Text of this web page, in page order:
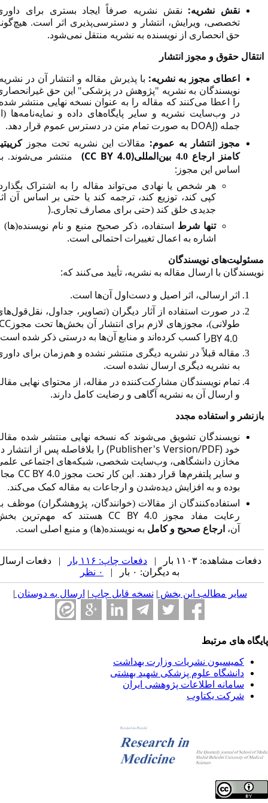
نقش نشریه: نقش نشریه صرفاً ایجاد بستری برای داوری
تخصصی، ویرایش، انتشار و دسترسی‌پذیری اثر است. هیچ‌گونه
حق انحصاری از نویسنده به نشریه منتقل نمی‌شود.
حقوق و مجوز انتشار
اعطای مجوز به نشریه: با پذیرش مقاله و انتشار آن در نشریه،
نویسندگان به نشریه "پژوهش در پزشکی" این حق غیرانحصاری
را اعطا می‌کنند که مقاله را به عنوان نسخه نهایی منتشر شده،
در وب‌سایت نشریه و سایر پایگاه‌های داده و نمایه‌نامه‌ها (از
جملهDOAJ)به صورت تمام متن در دسترس عموم قرار دهد.
مجوز انتشار به عموم: مقالات این نشریه تحت مجوز کرییتیو
کامنز ارجاع4.0بین‌المللی(CC BY 4.0)
منتشر می‌شوند. بر
اساس این مجوز:
هر شخص یا نهادی می‌تواند مقاله را به اشتراک بگذارد،
کپی کند، توزیع کند، ترجمه کند یا حتی بر اساس آن اثر
جدیدی خلق کند (حتی برای مصارف تجاری ).
تنها شرط استفاده، ذکر صحیح منبع و نام نویسنده(ها) و
اشاره به اعمال تغییرات احتمالی است.
نویسندگان
با ارسال مقاله به نشریه، تأیید می‌کنند که:
اثر ارسالی، اثر اصیل و دست‌اول آن‌ها است.
در صورت استفاده از آثار دیگران (تصاویر، جداول، نقل‌قول‌های
طولانی)، مجوزهای لازم برای انتشار آن بخش‌ها تحت مجوزCC
BY 4.0را کسب کرده‌اند و منابع آن‌ها به درستی ذکر شده است.
مقاله قبلاً در نشریه دیگری منتشر نشده و هم‌زمان برای داوری
به نشریه دیگری ارسال نشده است.
تمام نویسندگان مشارکت‌کننده در مقاله، از محتوای نهایی مقاله
و ارسال آن به نشریه آگاهی و رضایت کامل دارند .
و استفاده مجدد
نویسندگان تشویق می‌شوند که نسخه نهایی منتشر شده مقاله
خود(Publisher's Version/PDF) را بلافاصله پس از انتشار در
مخازن دانشگاهی، وب‌سایت شخصی، شبکه‌های اجتماعی علمی
و سایر پلتفرم‌ها قرار دهند. این کار تحت مجوزCC BY 4.0مجاز
بوده و به افزایش دیده‌شدن و ارجاعات به مقاله کمک می‌کند.
استفاده‌کنندگان از مقالات (خوانندگان، پژوهشگران) موظف به
رعایت مفاد مجوزCC BY 4.0هستند که مهم‌ترین بخش
آن، ارجاع صحیح و کامل به نویسنده(ها) و منبع اصلی است.
دفعات مشاهده: ۱۱۰۳ بار | دفعات چاپ: ۱۱۶ بار
| دفعات ارسال
به دیگران: ۰ بار |
سایر مطالب این بخش | نسخه قابل چاپ| ارسال به دوستان|
های مرتبط
کمیسیون نشریات وزارت بهداشت
دانشگاه علوم پزشکی شهید بهشتی
سامانه اطلاعات پژوهشی ایران
شرکت یکتاوب